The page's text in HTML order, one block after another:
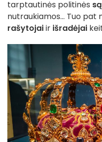
tarptautinės politinės
nutraukiamos... Tuo pat
rašytojaiir išradėjai